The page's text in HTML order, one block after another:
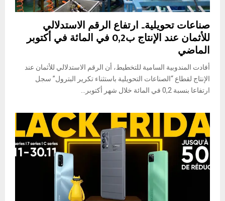
صناعات تحويلية.. ارتفاع الرقم الاستدلالي
للأثمان عند الإنتاج ب0,2 في المائة في أكتوبر
الماضي
أفادت المندوبية السامية للتخطيط، أن الرقم الاستدلالي للأثمان عند
الإنتاج لقطاع “الصناعات التحويلية باستثناء تكرير البترول” سجل
ارتفاعا بنسبة 0,2 في المائة خلال شهر أكتوبر...